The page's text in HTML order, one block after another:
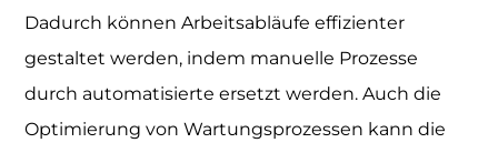
Dadurch können Arbeitsabläufe effizienter
gestaltet werden, indem manuelle Prozesse
durch automatisierte ersetzt werden. Auch die
Optimierung von Wartungsprozessen kann die